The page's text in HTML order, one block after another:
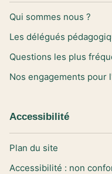
Qui sommes nous ?
Les délégués
Questions les plus
Nos engagements pour
Accessibilité
Plan du site
Accessibilité : non